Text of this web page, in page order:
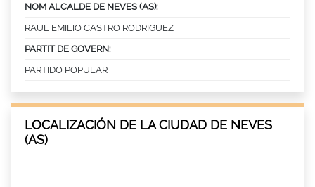
NOM ALCALDE DE NEVES (AS):
RAUL EMILIO CASTRO RODRIGUEZ
PARTIT DE GOVERN:
PARTIDO POPULAR
LOCALIZACIÓN DE LA CIUDAD DE NEVES
(AS)